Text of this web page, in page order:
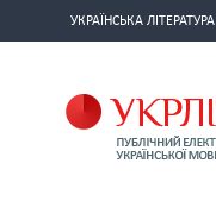
УКРАЇНСЬКА ЛІТЕРАТУРА